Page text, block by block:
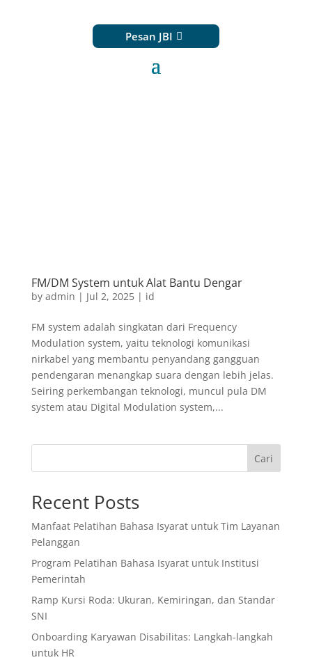
Pesan JBI
FM/DM System untuk Alat Bantu Dengar
by admin | Jul 2, 2025| id
FM system adalah singkatan dari Frequency
Modulation system, yaitu teknologi komunikasi
nirkabel yang membantu penyandang gangguan
pendengaran menangkap suara dengan lebih jelas.
Seiring perkembangan teknologi, muncul pula DM
system atau Digital Modulation system,...
Cari
Recent Posts
Manfaat Pelatihan Bahasa Isyarat untuk Tim Layanan
Pelanggan
Program Pelatihan Bahasa Isyarat untuk Institusi
Pemerintah
Ramp Kursi Roda: Ukuran, Kemiringan, dan Standar
SNI
Onboarding Karyawan Disabilitas: Langkah-langkah
untuk HR